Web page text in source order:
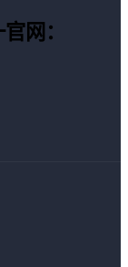
网：